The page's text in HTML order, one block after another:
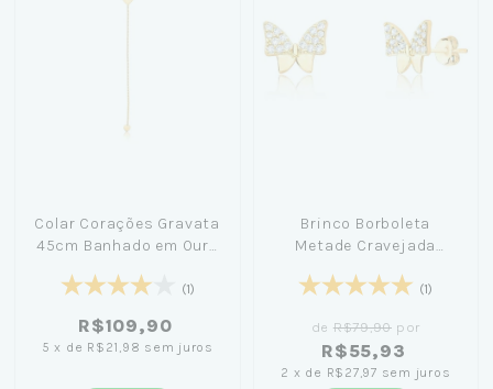
Colar Corações Gravata
45cm Banhado em Ouro
(1)
R$109,90
5 x de R$21,98 sem juros
Brinco Borboleta
Metade Cravejada
(1)
de R$79,90 por
R$55,93
2 x de R$27,97 sem juros